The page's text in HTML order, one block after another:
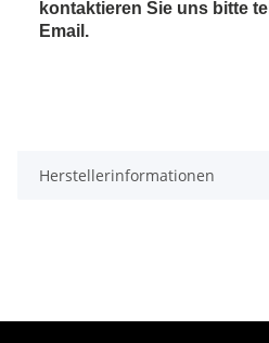
kontaktieren Sie uns bitte
Email.
Herstellerinformationen